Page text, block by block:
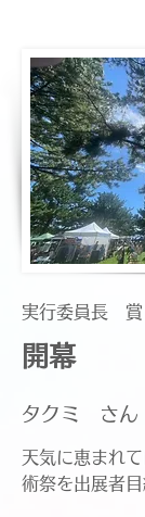
実行委員長 賞
開幕
タクミ さん
天気に恵まれ
術祭を出展者目